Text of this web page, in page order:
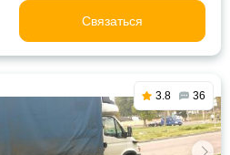
Связаться
3.8 36